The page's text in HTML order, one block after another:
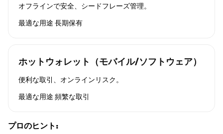
オフラインで安全、シードフレーズ管理。
最適な用途 長期保有
ホットウォレット（モバイル/ソフトウェア）
便利な取引、オンラインリスク。
最適な用途 頻繁な取引
プロのヒント: